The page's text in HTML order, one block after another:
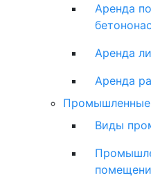
Аренда
Аренда
Аренда
Виды